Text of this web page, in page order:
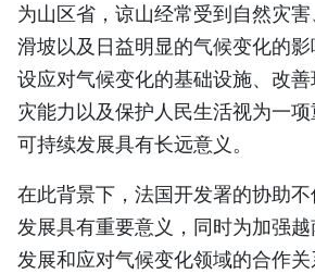
FRANÇAIS
РУССКИЙ
ESPAÑOL
为山区省，谅山经常受到自然灾
滑坡以及日益明显的气候变化的
设应对气候变化的基础设施、改
灾能力以及保护人民生活视为一
可持续发展具有长远意义。
在此背景下，法国开发署的协助
发展具有重要意义，同时为加强
发展和应对气候变化领域的合作关